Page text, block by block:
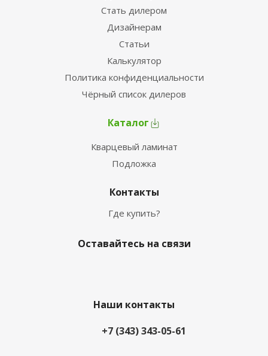
Стать дилером
Дизайнерам
Статьи
Калькулятор
Политика конфиденциальности
Чёрный список дилеров
Каталог
Кварцевый ламинат
Подложка
Контакты
Где купить?
Оставайтесь на связи
Наши контакты
+7 (343) 343-05-61